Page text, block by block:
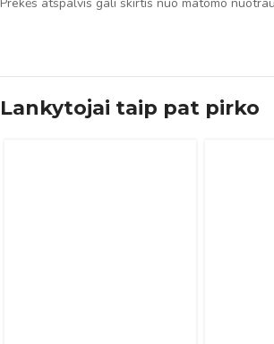
Lankytojai taip pat pirko